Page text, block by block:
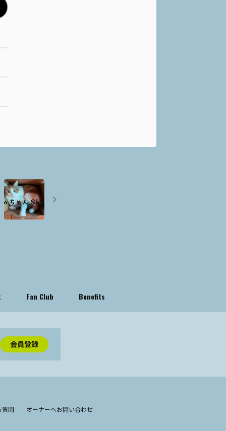
Fan Club Benefits
会員登録
質問 オーナーへお問い合わせ